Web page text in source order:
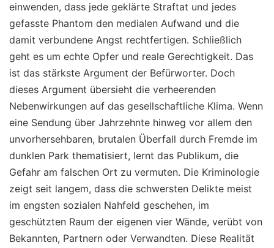
einwenden, dass jede geklärte Straftat und jedes
gefasste Phantom den medialen Aufwand und die
damit verbundene Angst rechtfertigen. Schließlich
geht es um echte Opfer und reale Gerechtigkeit. Das
ist das stärkste Argument der Befürworter. Doch
dieses Argument übersieht die verheerenden
Nebenwirkungen auf das gesellschaftliche Klima. Wenn
eine Sendung über Jahrzehnte hinweg vor allem den
unvorhersehbaren, brutalen Überfall durch Fremde im
dunklen Park thematisiert, lernt das Publikum, die
Gefahr am falschen Ort zu vermuten. Die Kriminologie
zeigt seit langem, dass die schwersten Delikte meist
im engsten sozialen Nahfeld geschehen, im
geschützten Raum der eigenen vier Wände, verübt von
Bekannten, Partnern oder Verwandten. Diese Realität